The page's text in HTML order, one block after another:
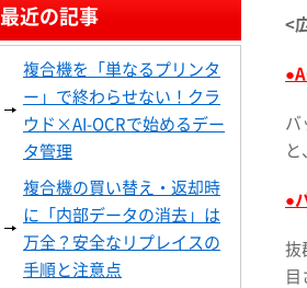
<
●
抜
目
最近の記事
複合機を「単なるプリンタ
ー」で終わらせない！クラ
ウド×AI-OCRで始めるデー
タ管理
複合機の買い替え・返却時
に「内部データの消去」は
万全？安全なリプレイスの
手順と注意点